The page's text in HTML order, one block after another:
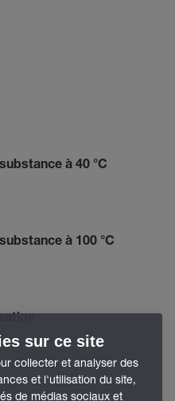
à 40 °C
à 100 °C
sur ce site
collecter et analyser des
et l'utilisation du site,
de médias sociaux et